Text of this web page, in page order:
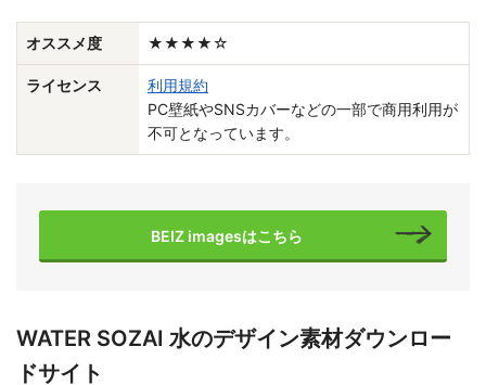
オススメ度 ★★★★☆
ライセンス
利用規約
PC壁紙やSNSカバーなどの一部で商用利用が
不可となっています。
BEIZ imagesはこちら
WATER SOZAI 水のデザイン素材ダウンロー
ドサイト